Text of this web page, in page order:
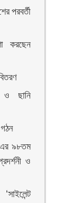
পরবর্তী
করছেন
ও ছানি
৯৮তম
ও